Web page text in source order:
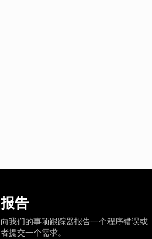
报告
向我们的事项跟踪器报告一个程序错误或
者提交一个需求。